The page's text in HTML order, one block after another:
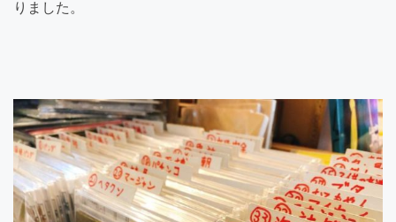
りました。